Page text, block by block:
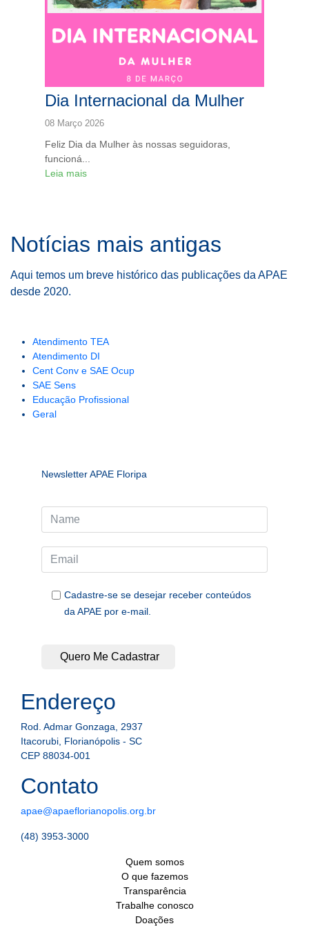
Dia Internacional da Mulher
08 Março 2026
Feliz Dia da Mulher às nossas seguidoras,
funcioná...
Leia mais
Notícias mais antigas
Aqui temos um breve histórico das publicações da APAE
desde 2020.
Atendimento TEA
Atendimento DI
Cent Conv e SAE Ocup
SAE Sens
Educação Profissional
Geral
Newsletter APAE Floripa
Cadastre-se se desejar receber conteúdos
da APAE por e-mail.
Quero Me Cadastrar
Endereço
Rod. Admar Gonzaga, 2937
Itacorubi, Florianópolis - SC
CEP 88034-001
Contato
apae@apaeflorianopolis.org.br
(48) 3953-3000
Quem somos
O que fazemos
Transparência
Trabalhe conosco
Doações